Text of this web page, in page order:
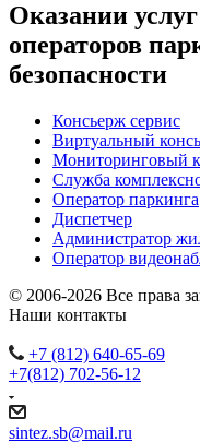
Оказании
операторов
безопасности
Консьерж сервис
Виртуальный
Мониторинговый
Служба
Оператор паркинга
Диспетчер
Администратор
Оператор
© 2006-2026 Все права
Наши контакты
+7 (812) 640-65-69
+7(812) 702-56-12
sintez.sb@mail.ru